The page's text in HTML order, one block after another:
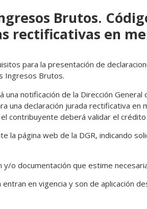
Brutos.
rectificativas en
para la presentación de
Ingresos Brutos.
notificación de la Dirección General
una declaración jurada rectificativa en
contribuyente deberá validar el
la página web de la DGR, indicando
o documentación que estime
en vigencia y son de aplicación